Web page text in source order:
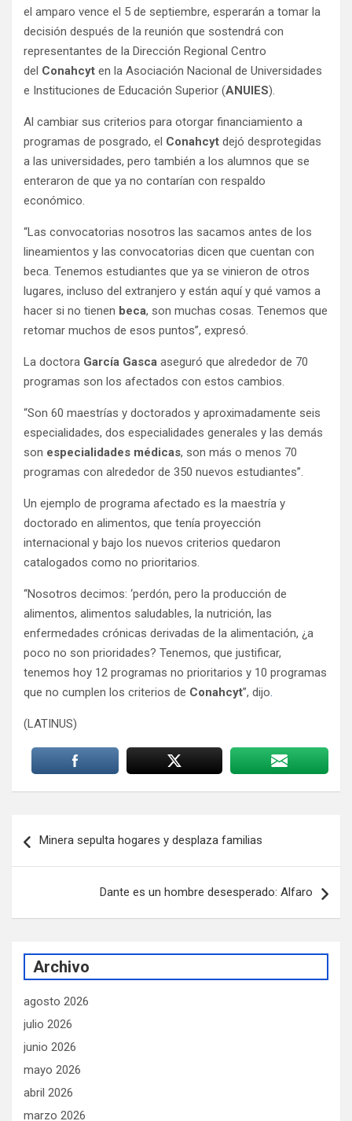
el amparo vence el 5 de septiembre, esperarán a tomar la
decisión después de la reunión que sostendrá con
representantes de la Dirección Regional Centro
del Conahcyt en la Asociación Nacional de Universidades
e Instituciones de Educación Superior (ANUIES).
Al cambiar sus criterios para otorgar financiamiento a
programas de posgrado, el Conahcyt dejó desprotegidas
a las universidades, pero también a los alumnos que se
enteraron de que ya no contarían con respaldo
económico.
“Las convocatorias nosotros las sacamos antes de los
lineamientos y las convocatorias dicen que cuentan con
beca. Tenemos estudiantes que ya se vinieron de otros
lugares, incluso del extranjero y están aquí y qué vamos a
hacer si no tienen beca, son muchas cosas. Tenemos que
retomar muchos de esos puntos”, expresó.
La doctora García Gasca aseguró que alrededor de 70
programas son los afectados con estos cambios.
“Son 60 maestrías y doctorados y aproximadamente seis
especialidades, dos especialidades generales y las demás
son especialidades médicas, son más o menos 70
programas con alrededor de 350 nuevos estudiantes”.
Un ejemplo de programa afectado es la maestría y
doctorado en alimentos, que tenía proyección
internacional y bajo los nuevos criterios quedaron
catalogados como no prioritarios.
“Nosotros decimos: ‘perdón, pero la producción de
alimentos, alimentos saludables, la nutrición, las
enfermedades crónicas derivadas de la alimentación, ¿a
poco no son prioridades? Tenemos, que justificar,
tenemos hoy 12 programas no prioritarios y 10 programas
que no cumplen los criterios de Conahcyt”, dijo.
(LATINUS)
de
Minera sepulta hogares y desplaza familias
Dante es un hombre desesperado: Alfaro
Archivo
agosto 2026
julio 2026
junio 2026
mayo 2026
abril 2026
marzo 2026